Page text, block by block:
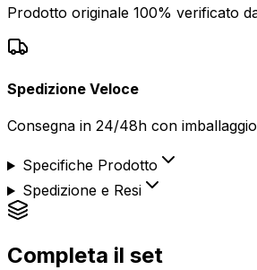
Prodotto originale 100% verificato
Spedizione Veloce
Consegna in 24/48h con
Specifiche Prodotto
Spedizione e Resi
Completa il set